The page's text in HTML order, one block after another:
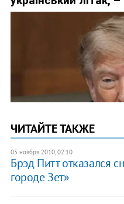
ЧИТАЙТЕ ТАКЖЕ
05 ноября 2010, 02:10
Брэд Питт отказался
городе Зет»